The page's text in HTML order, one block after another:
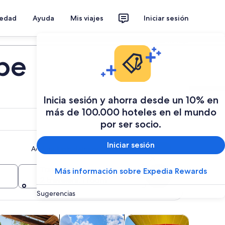
Ayuda Mis viajes Iniciar sesión
Inicia sesión y ahorra desde un 10% en
más de 100.000 hoteles en el mundo
por ser socio.
Iniciar sesión
Más información sobre Expedia Rewards
Sugerencias
Add multiple dates or destinations
Travelers
Buscar
pestaña
en una nueva pestaña
abrirá en una nueva pestaña
y talleresSe abrirá en una nueva pestaña
Aventura y actividades al aire libreSe abrirá
Tours aéreos, enTours